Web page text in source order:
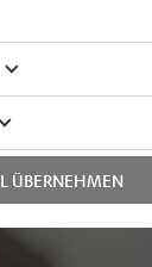
ÜBERNEHMEN